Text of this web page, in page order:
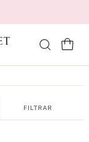
FILTRAR